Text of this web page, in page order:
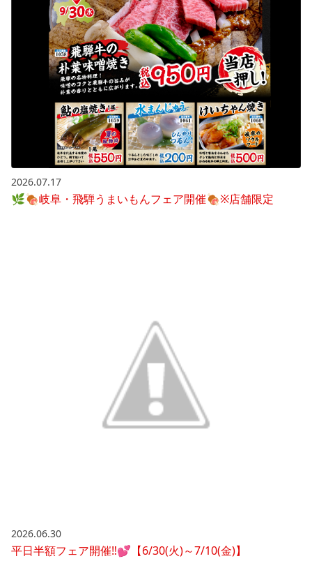
2026.07.17
🌿🍖岐阜・飛騨うまいもんフェア開催🍖※店舗限定
2026.06.30
平日半額フェア開催‼💕【6/30(火)～7/10(金)】